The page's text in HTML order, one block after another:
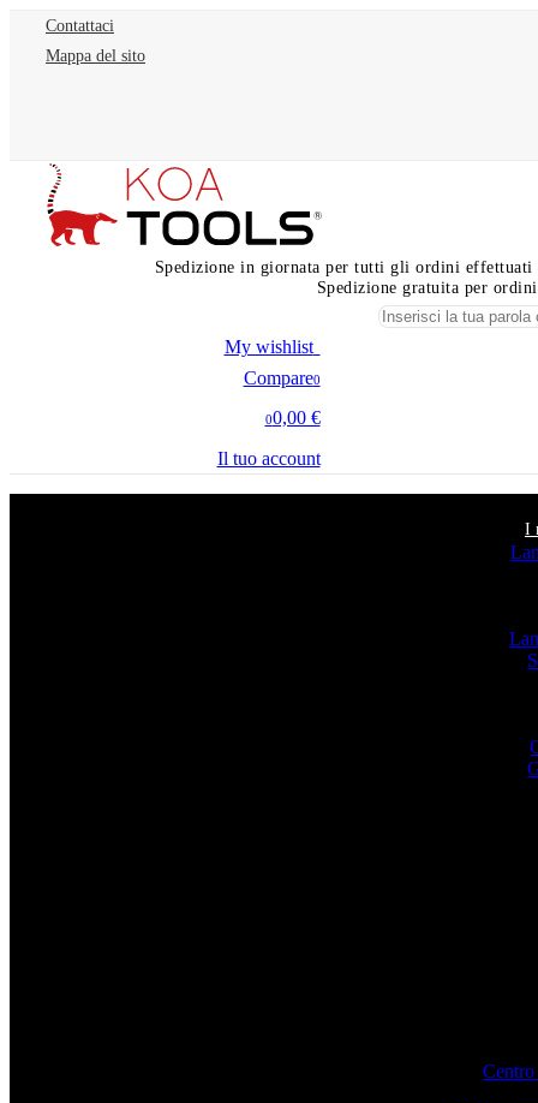
Contattaci
Mappa del sito
Spedizione in giornata per tutti gli ordini
Spedizione gratuita per
My wishlist0
Compare0
00,00 €
Il tuo account
I